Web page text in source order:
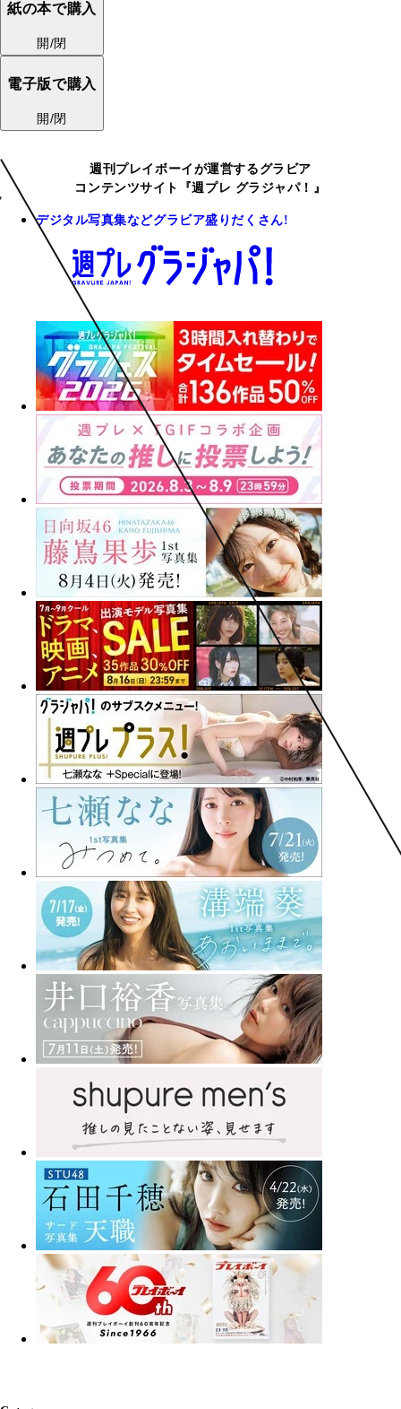
紙の本で購入
開/閉
電子版で購入
開/閉
週刊プレイボーイが運営するグラビア
コンテンツサイト『週プレ グラジャパ！』
デジタル写真集などグラビア盛りだくさん!